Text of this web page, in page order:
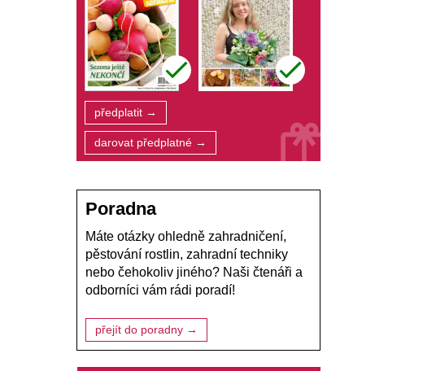
předplatit →
darovat předplatné →
Poradna
Máte otázky ohledně zahradničení,
pěstování rostlin, zahradní techniky
nebo čehokoliv jiného? Naši čtenáři a
odborníci vám rádi poradí!
přejít do poradny →